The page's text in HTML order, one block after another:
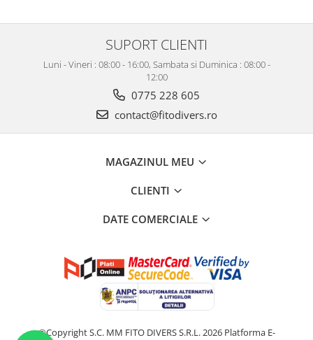
SUPORT CLIENTI
Luni - Vineri : 08:00 - 16:00, Sambata si Duminica : 08:00 -
12:00
0775 228 605
contact@fitodivers.ro
MAGAZINUL MEU
CLIENTI
DATE COMERCIALE
©Copyright S.C. MM FITO DIVERS S.R.L. 2026 Platforma E-